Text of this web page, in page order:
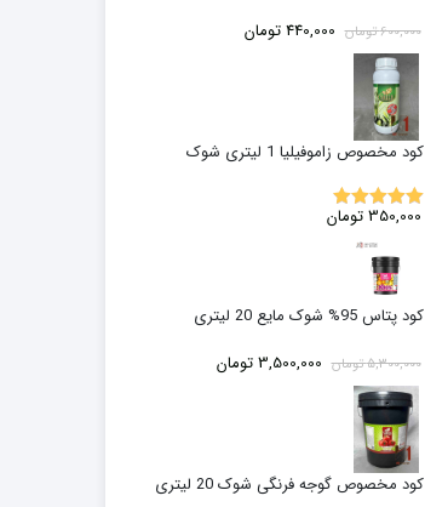
600,000تومان قیمت
440,000 تومان
کود مخصوص زاموفیلیا 1 لیتری شوک
نمره5.00350,000 تومان
کود پتاس 95% شوک مایع 20 لیتری
5,300,000تومان قیمت
3,500,000 تومان
کود مخصوص گوجه فرنگی شوک 20 لیتری